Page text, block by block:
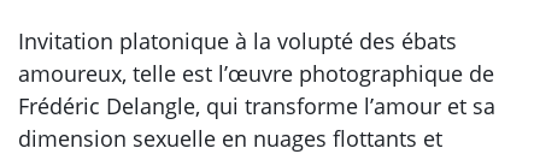
Invitation platonique à la volupté des ébats
amoureux, telle est l’œuvre photographique de
Frédéric Delangle, qui transforme l’amour et sa
dimension sexuelle en nuages flottants et